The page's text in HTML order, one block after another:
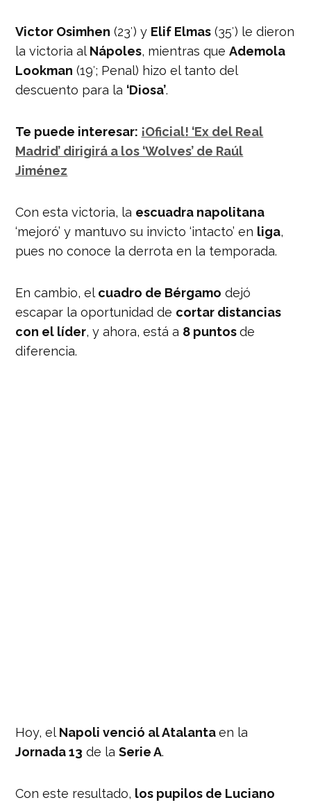
Victor Osimhen (23′) y Elif Elmas (35′) le dieron
la victoria al Nápoles, mientras queAdemola
Lookman (19′; Penal) hizo el tanto del
descuento para la ‘Diosa’.
Te puede interesar: ¡Oficial! ‘Ex del Real
Madrid’ dirigirá a los ‘Wolves’ de Raúl
Jiménez
Con esta victoria, la escuadra napolitana
‘mejoró’ y mantuvo su invicto ‘intacto’ en liga,
pues no conoce la derrota en la temporada.
En cambio, el cuadro de Bérgamo dejó
escapar la oportunidad de cortar distancias
con el líder, y ahora, está a 8 puntosde
diferencia.
Hoy, el Napoli venció al Atalantaen la
Jornada 13 de laSerie A.
Con este resultado, los pupilos de Luciano